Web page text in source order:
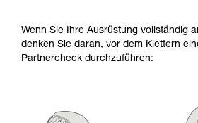
Wenn Sie Ihre Ausrüstung vollständig
denken Sie daran, vor dem Klettern
Partnercheck durchzuführen: